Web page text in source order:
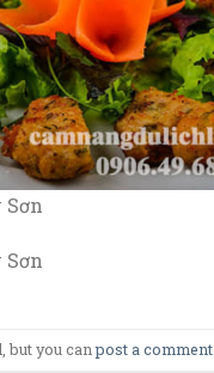
Sơn
Sơn
but you canpost a comment